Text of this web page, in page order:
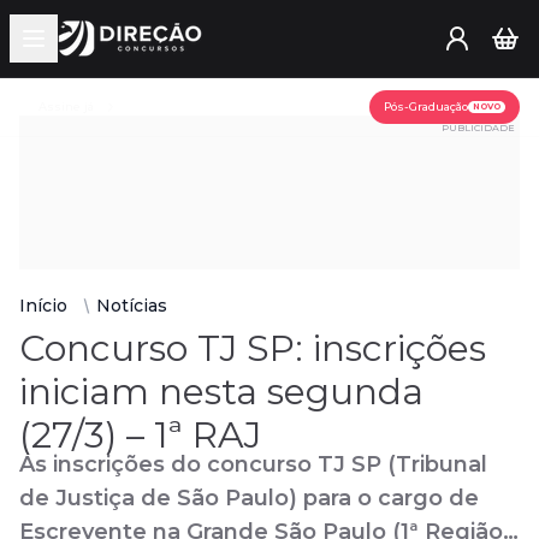
Open main menu
Pós-Graduação NOVO
PUBLICIDADE
Início Notícias
Concurso TJ SP: inscrições
iniciam nesta segunda
(27/3) – 1ª RAJ
As inscrições do concurso TJ SP (Tribunal
de Justiça de São Paulo) para o cargo de
Escrevente na Grande São Paulo (1ª Região